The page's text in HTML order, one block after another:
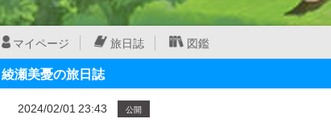
マイページ 旅日誌 図鑑
綾瀬美憂の旅日誌
2024/02/01 23:43 公開